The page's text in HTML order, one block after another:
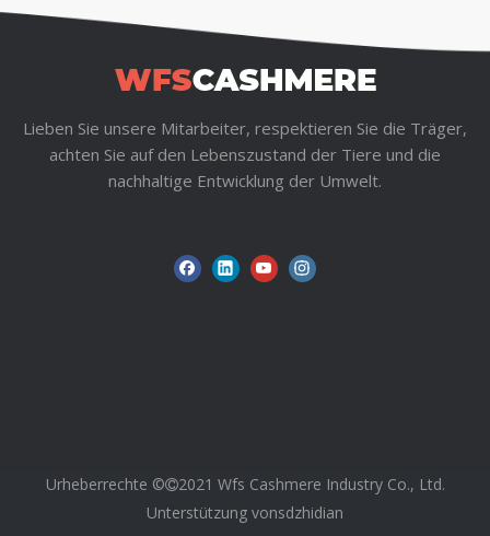
Lieben Sie unsere Mitarbeiter, respektieren Sie die Träger,
achten Sie auf den Lebenszustand der Tiere und die
nachhaltige Entwicklung der Umwelt.
Urheberrechte ©2021 Wfs Cashmere Industry Co., Ltd.
Unterstützung vonsdzhidian